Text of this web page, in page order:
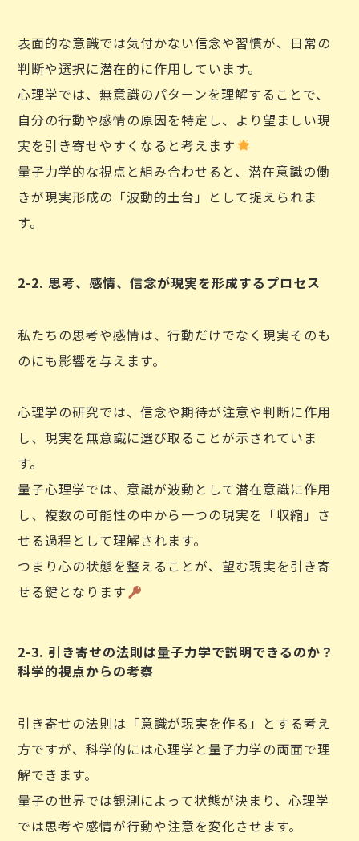
表面的な意識では気付かない信念や習慣が、日常の
判断や選択に潜在的に作用しています。
心理学では、無意識のパターンを理解することで、
自分の行動や感情の原因を特定し、より望ましい現
実を引き寄せやすくなると考えます
量子力学的な視点と組み合わせると、潜在意識の働
きが現実形成の「波動的土台」として捉えられま
す。
2-2. 思考、感情、信念が現実を形成するプロセス
私たちの思考や感情は、行動だけでなく現実そのも
のにも影響を与えます。
心理学の研究では、信念や期待が注意や判断に作用
し、現実を無意識に選び取ることが示されていま
す。
量子心理学では、意識が波動として潜在意識に作用
し、複数の可能性の中から一つの現実を「収縮」さ
せる過程として理解されます。
つまり心の状態を整えることが、望む現実を引き寄
せる鍵となります
2-3. 引き寄せの法則は量子力学で説明できるのか？
科学的視点からの考察
引き寄せの法則は「意識が現実を作る」とする考え
方ですが、科学的には心理学と量子力学の両面で理
解できます。
量子の世界では観測によって状態が決まり、心理学
では思考や感情が行動や注意を変化させます。